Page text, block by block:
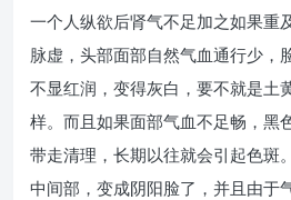
一个人纵欲后肾气不足加之如果重
脉虚，头部面部自然气血通行少，
不显红润，变得灰白，要不就是土
样。而且如果面部气血不足畅，黑
带走清理，长期以往就会引起色斑
中间部，变成阴阳脸了，并且由于